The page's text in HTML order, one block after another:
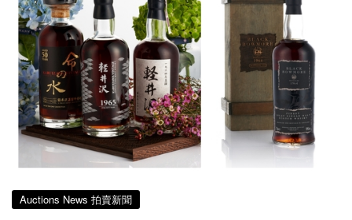
Auctions News 拍賣新聞